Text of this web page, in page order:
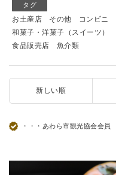
タグ
お土産店 その他 コンビニ
和菓子・洋菓子（スイーツ）
食品販売店
魚介類
新しい順
・・・あわら市観光協会会員